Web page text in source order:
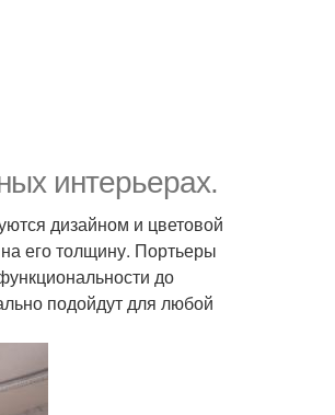
интерьерах.
дизайном и цветовой
его толщину. Портьеры
до
подойдут для любой